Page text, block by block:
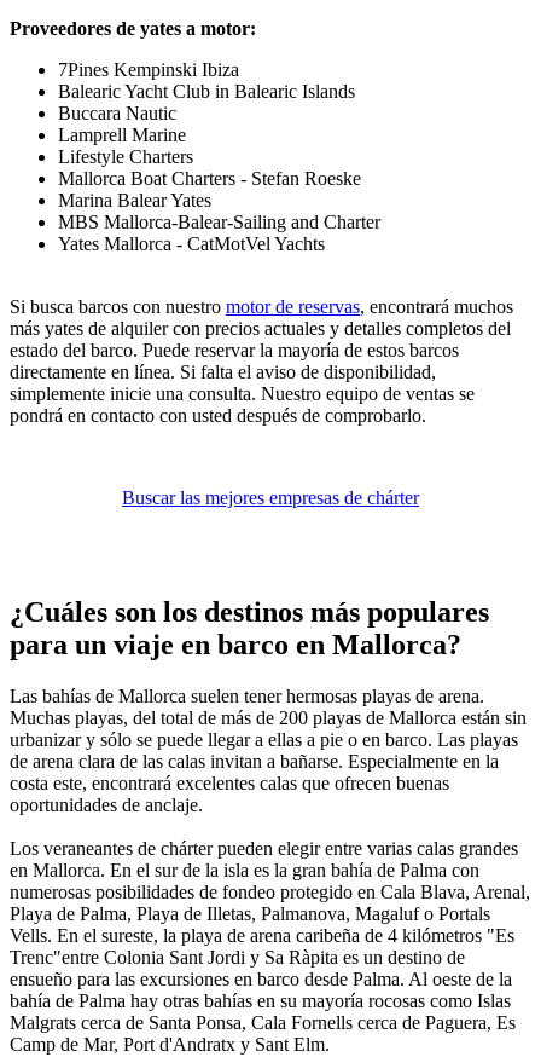
Proveedores de yates a motor:
7Pines Kempinski Ibiza
Balearic Yacht Club in Balearic Islands
Buccara Nautic
Lamprell Marine
Lifestyle Charters
Mallorca Boat Charters - Stefan Roeske
Marina Balear Yates
MBS Mallorca-Balear-Sailing and Charter
Yates Mallorca - CatMotVel Yachts
Si busca barcos con nuestro motor de reservas, encontrará muchos
más yates de alquiler con precios actuales y detalles completos del
estado del barco. Puede reservar la mayoría de estos barcos
directamente en línea. Si falta el aviso de disponibilidad,
simplemente inicie una consulta. Nuestro equipo de ventas se
pondrá en contacto con usted después de comprobarlo.
Buscar las mejores empresas de chárter
¿Cuáles son los destinos más populares
para un viaje en barco en Mallorca?
Las bahías de Mallorca suelen tener hermosas playas de arena.
Muchas playas, del total de más de 200 playas de Mallorca están sin
urbanizar y sólo se puede llegar a ellas a pie o en barco. Las playas
de arena clara de las calas invitan a bañarse. Especialmente en la
costa este, encontrará excelentes calas que ofrecen buenas
oportunidades de anclaje.
Los veraneantes de chárter pueden elegir entre varias calas grandes
en Mallorca. En el sur de la isla es la gran bahía de Palma con
numerosas posibilidades de fondeo protegido en Cala Blava, Arenal,
Playa de Palma, Playa de Illetas, Palmanova, Magaluf o Portals
Vells. En el sureste, la playa de arena caribeña de 4 kilómetros "Es
Trenc"entre Colonia Sant Jordi y Sa Ràpita es un destino de
ensueño para las excursiones en barco desde Palma. Al oeste de la
bahía de Palma hay otras bahías en su mayoría rocosas como Islas
Malgrats cerca de Santa Ponsa, Cala Fornells cerca de Paguera, Es
Camp de Mar, Port d'Andratx y Sant Elm.